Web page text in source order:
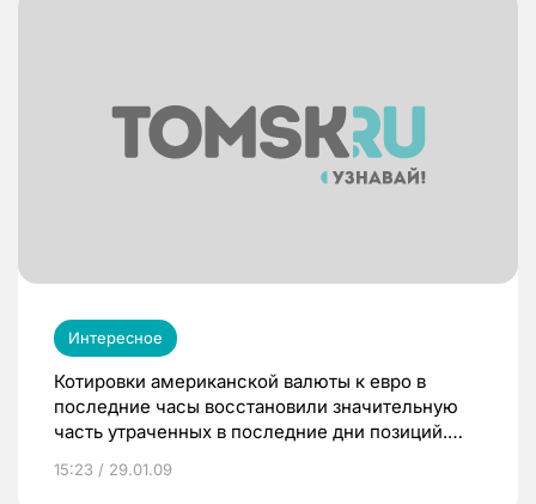
Интересное
Котировки американской валюты к евро в
последние часы восстановили значительную
часть утраченных в последние дни позиций.
очевидного повышения интереса инвесторов к
15:23 / 29.01.09